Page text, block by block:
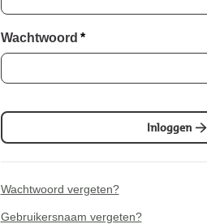
Wachtwoord *
Inloggen
Wachtwoord vergeten?
Gebruikersnaam vergeten?